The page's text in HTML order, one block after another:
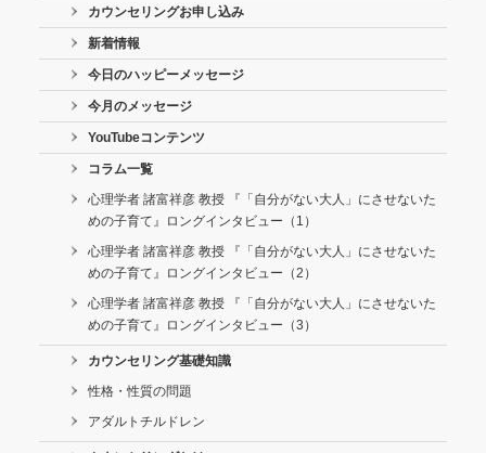
カウンセリングお申し込み
新着情報
今日のハッピーメッセージ
今月のメッセージ
YouTubeコンテンツ
コラム一覧
心理学者 諸富祥彦 教授 『「自分がない大人」にさせないた
めの子育て』ロングインタビュー（1）
心理学者 諸富祥彦 教授 『「自分がない大人」にさせないた
めの子育て』ロングインタビュー（2）
心理学者 諸富祥彦 教授 『「自分がない大人」にさせないた
めの子育て』ロングインタビュー（3）
カウンセリング基礎知識
性格・性質の問題
アダルトチルドレン